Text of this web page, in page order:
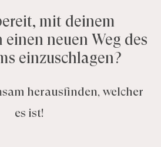
mit deinem
neuen Weg des
einzuschlagen?
herausfinden, welcher
es ist!